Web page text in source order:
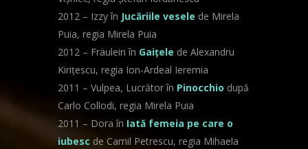
2012 – Izzy în Jucăriile vesele de Mirela
Puia, regia Mirela Puia
2012 – Fräulein în Gaițele de Alexandru
Kirițescu, regia Ion-Ardeal Ieremia
2011 – Vulpea, Lucrător în Pinocchio după
Carlo Collodi, regia Mirela Puia
2011 – Dora în Iată femeia pe care o
iubesc de Camil Petrescu, regia Mihaela